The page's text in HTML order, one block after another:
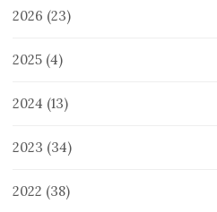
2026 (23)
2025 (4)
2024 (13)
2023 (34)
2022 (38)